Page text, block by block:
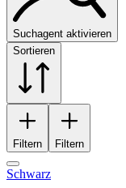
Suchagent aktivieren
Sortieren
Filtern Filtern
Schwarz